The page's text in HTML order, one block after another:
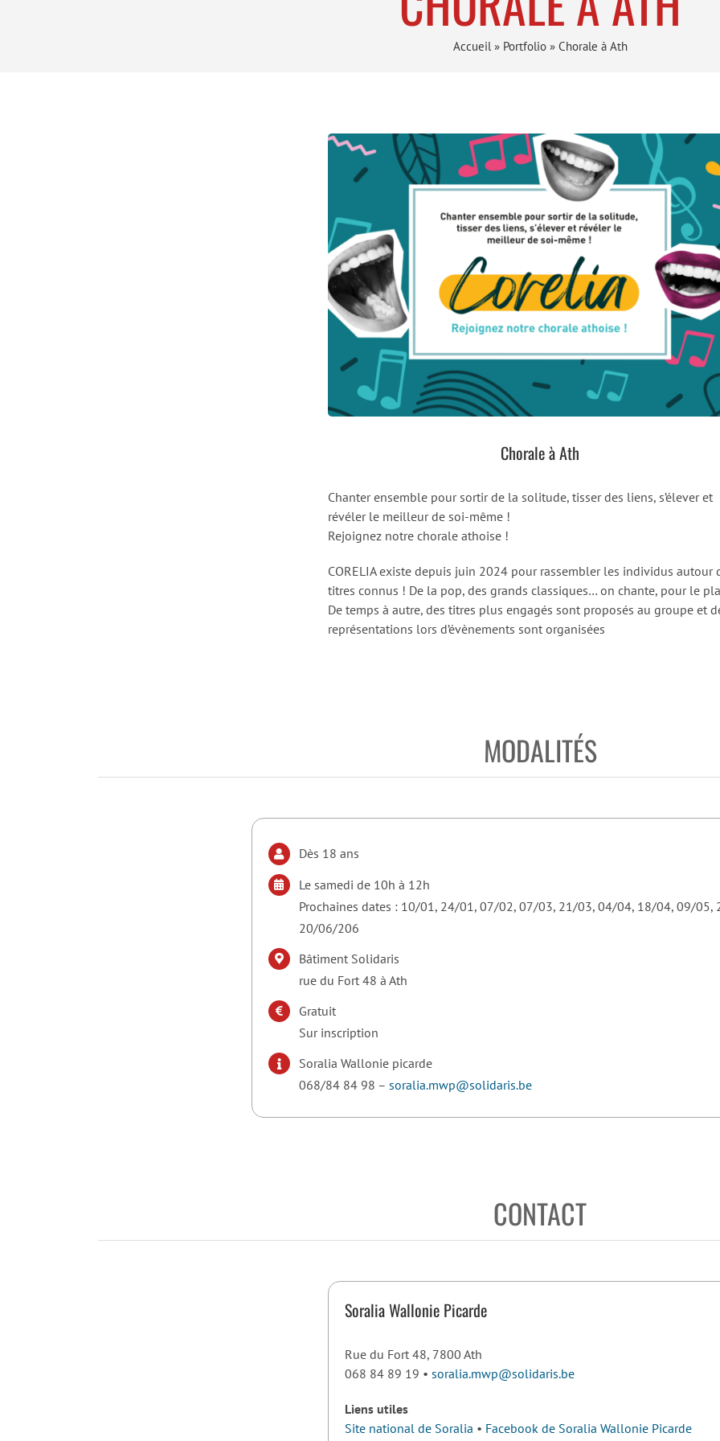
Accueil» Portfolio» Chorale à Ath
Chorale à Ath
Chanter ensemble pour sortir de la solitude, tisser des liens, s’élever et
révéler le meilleur de soi-même !
Rejoignez notre chorale athoise !
CORELIA existe depuis juin 2024 pour rassembler les individus autour
titres connus ! De la pop, des grands classiques… on chante, pour le
De temps à autre, des titres plus engagés sont proposés au groupe et
représentations lors d’évènements sont organisées
MODALITÉS
Dès 18 ans
Le samedi de 10h à 12h
Prochaines dates : 10/01, 24/01, 07/02, 07/03, 21/03, 04/04, 18/04, 09/05,
20/06/206
Bâtiment Solidaris
rue du Fort 48 à Ath
Gratuit
Sur inscription
Soralia Wallonie picarde
068/84 84 98 –soralia.mwp@solidaris.be
CONTACT
Soralia Wallonie Picarde
Rue du Fort 48, 7800 Ath
068 84 89 19 • soralia.mwp@solidaris.be
Liens utiles
Site national de Soralia • Facebook de Soralia Wallonie Picarde